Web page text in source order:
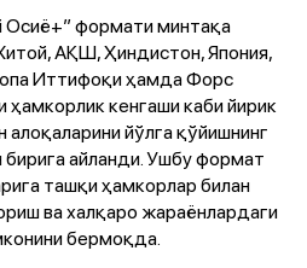
Осиё+” формати минтақа
АҚШ, Ҳиндистон, Япония,
Иттифоқи ҳамда Форс
кенгаши каби йирик
йўлга қўйишнинг
айланди. Ушбу формат
ташқи ҳамкорлар билан
ва халқаро жараёнлардаги
бермоқда.